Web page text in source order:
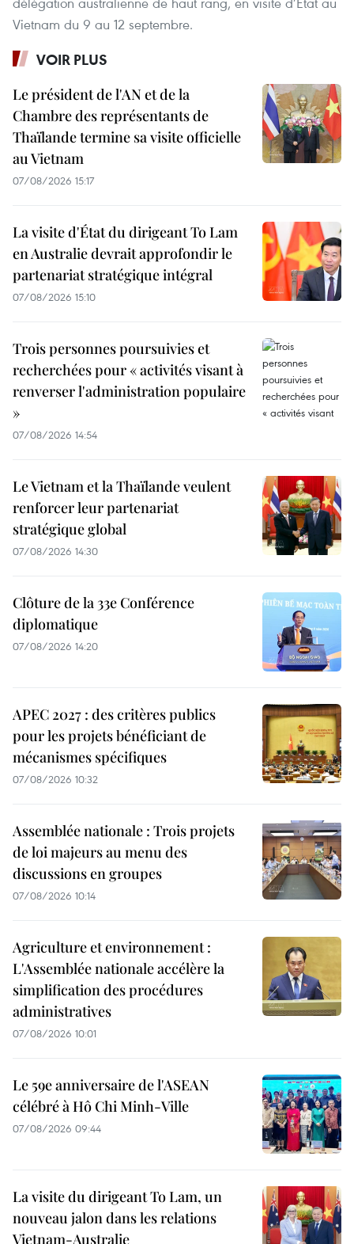
Vietnam du 9 au 12 septembre.
VOIR PLUS
Le président de l'AN et de la
Chambre des représentants de
Thaïlande termine sa visite officielle
au Vietnam
07/08/2026 15:17
La visite d'État du dirigeant To Lam
en Australie devrait approfondir le
partenariat stratégique intégral
07/08/2026 15:10
Trois personnes poursuivies et
recherchées pour « activités visant à
renverser l'administration populaire
»
07/08/2026 14:54
Le Vietnam et la Thaïlande veulent
renforcer leur partenariat
stratégique global
07/08/2026 14:30
Clôture de la 33e Conférence
diplomatique
07/08/2026 14:20
APEC 2027 : des critères publics
pour les projets bénéficiant de
mécanismes spécifiques
07/08/2026 10:32
Assemblée nationale : Trois projets
de loi majeurs au menu des
discussions en groupes
07/08/2026 10:14
Agriculture et environnement :
L'Assemblée nationale accélère la
simplification des procédures
administratives
07/08/2026 10:01
Le 59e anniversaire de l'ASEAN
célébré à Hô Chi Minh-Ville
07/08/2026 09:44
La visite du dirigeant To Lam, un
nouveau jalon dans les relations
Vietnam-Australie